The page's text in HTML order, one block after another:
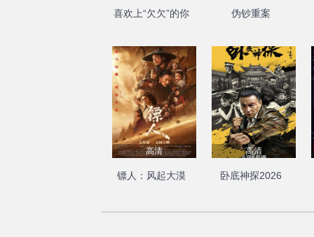
喜欢上“欠欠”的你 伪钞重案
高清
镖人：风起大漠
高清
卧底神探2026